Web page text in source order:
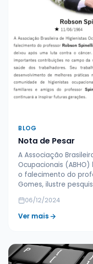
BLOG
Nota de Pesar
A Associação
Ocupacionais
o falecimento do
Gomes, ilustre
06/12/2024
Ver mais